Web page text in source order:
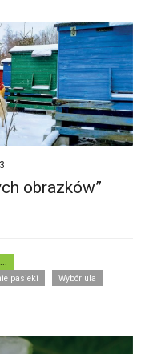
obrazków”
pasieki Wybór ula